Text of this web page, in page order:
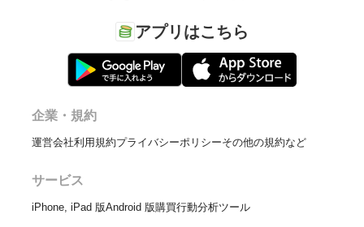
アプリはこちら
企業・規約
運営会社利用規約プライバシーポリシーその他の規約など
サービス
iPhone, iPad 版Android 版購買行動分析ツール